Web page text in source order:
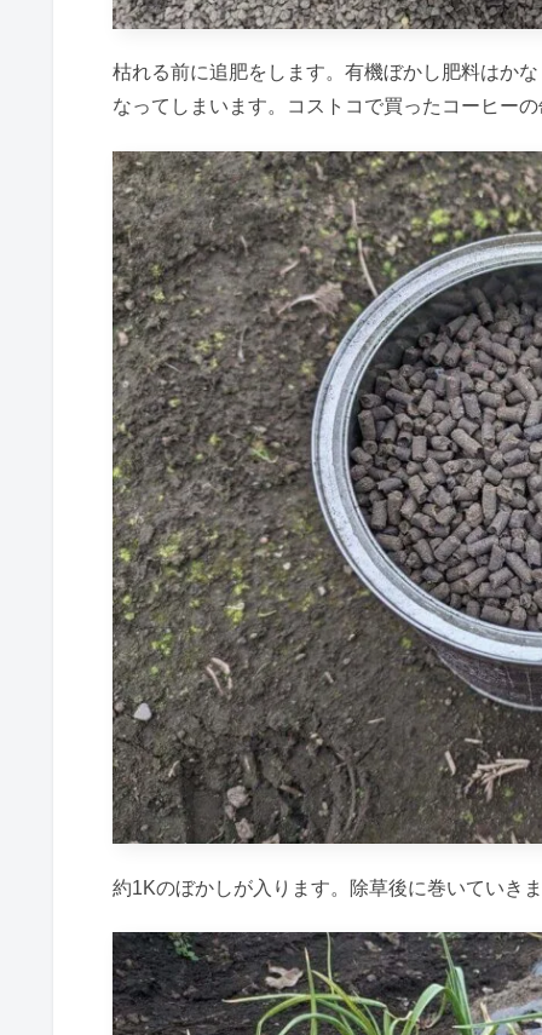
枯れる前に追肥をします。有機ぼかし肥料はか
なってしまいます。コストコで買ったコーヒー
約1Kのぼかしが入ります。除草後に巻いていき